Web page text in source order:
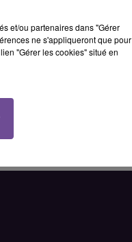
mise en
de 5 ans
:
et/ou partenaires dans "Gérer
ne s'appliqueront que pour
"Gérer les cookies" situé en